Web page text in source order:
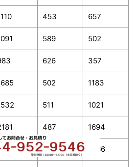
453 657
589 502
626 357
502 1183
511 1021
487 1694
162 1366